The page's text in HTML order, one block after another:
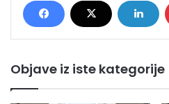
Objave iz iste kategorije